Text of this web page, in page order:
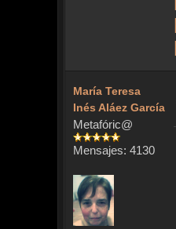
María Teresa
Inés Aláez García
Metafóric@
Mensajes: 4130